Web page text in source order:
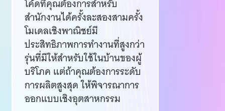
โค้ดที่คุณต้องการสำหรับ
สำนักงานได้ครั้งละสองสามครั้ง
โมเดลเชิงพาณิชย์มี
ประสิทธิภาพการทำงานที่สูงกว่า
รุ่นที่มีให้สำหรับใช้ในบ้านของผู้
บริโภค แต่ถ้าคุณต้องการระดับ
การผลิตสูงสุด ให้พิจารณาการ
ออกแบบเชิงอุตสาหกรรม